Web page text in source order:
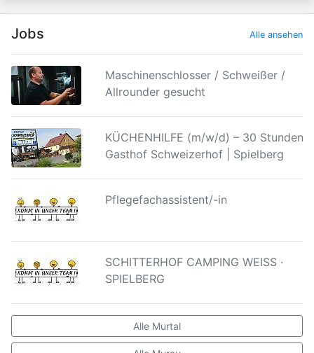
Jobs Alle ansehen
Maschinenschlosser / Schweißer /
Allrounder gesucht
KÜCHENHILFE (m/w/d) – 30 Stunden |
Gasthof Schweizerhof | Spielberg
Pflegefachassistent/-in
SCHITTERHOF CAMPING WEISS ·
SPIELBERG
Alle Murtal